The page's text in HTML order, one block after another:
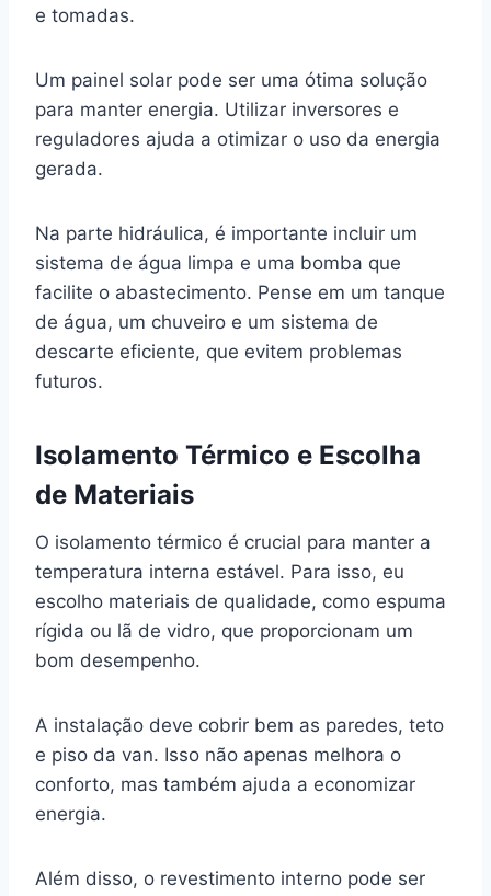
e tomadas.
Um painel solar pode ser uma ótima solução
para manter energia. Utilizar inversores e
reguladores ajuda a otimizar o uso da energia
gerada.
Na parte hidráulica, é importante incluir um
sistema de água limpa e uma bomba que
facilite o abastecimento. Pense em um tanque
de água, um chuveiro e um sistema de
descarte eficiente, que evitem problemas
futuros.
Isolamento Térmico e Escolha
de Materiais
O isolamento térmico é crucial para manter a
temperatura interna estável. Para isso, eu
escolho materiais de qualidade, como espuma
rígida ou lã de vidro, que proporcionam um
bom desempenho.
A instalação deve cobrir bem as paredes, teto
e piso da van. Isso não apenas melhora o
conforto, mas também ajuda a economizar
energia.
Além disso, o revestimento interno pode ser